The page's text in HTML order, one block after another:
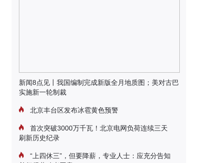
新闻8点见丨我国编制完成新版全月地质图；美对古巴
实施新一轮制裁
北京丰台区发布冰雹黄色预警
首次突破3000万千瓦！北京电网负荷连续三天
刷新历史纪录
“上四休三”，但要降薪，专业人士：应充分告知